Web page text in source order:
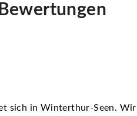
sich in Winterthur-Seen.